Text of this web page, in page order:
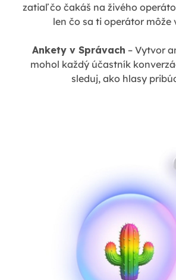
zatiaľ čo čakáš na živého
len čo sa ti operátor môže
Ankety v Správach – Vytvor
mohol každý účastník
sleduj, ako hlasy